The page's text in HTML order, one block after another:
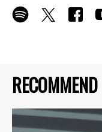
RECOMMEND